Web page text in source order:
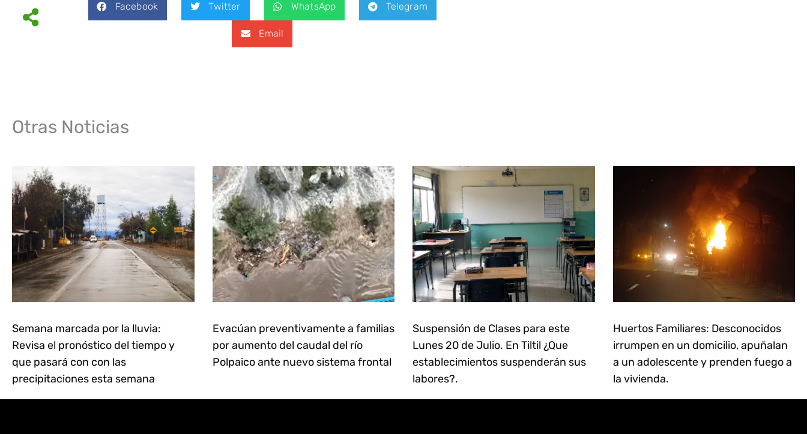
Facebook Twitter WhatsApp Telegram
Email
Otras Noticias
Semana marcada por la lluvia:
Revisa el pronóstico del tiempo y
que pasará con con las
precipitaciones esta semana
Evacúan preventivamente a familias
por aumento del caudal del río
Polpaico ante nuevo sistema frontal
Suspensión de Clases para este
Lunes 20 de Julio. En Tiltil ¿Que
establecimientos suspenderán sus
labores?.
Huertos Familiares: Desconocidos
irrumpen en un domicilio, apuñalan
a un adolescente y prenden fuego a
la vivienda.